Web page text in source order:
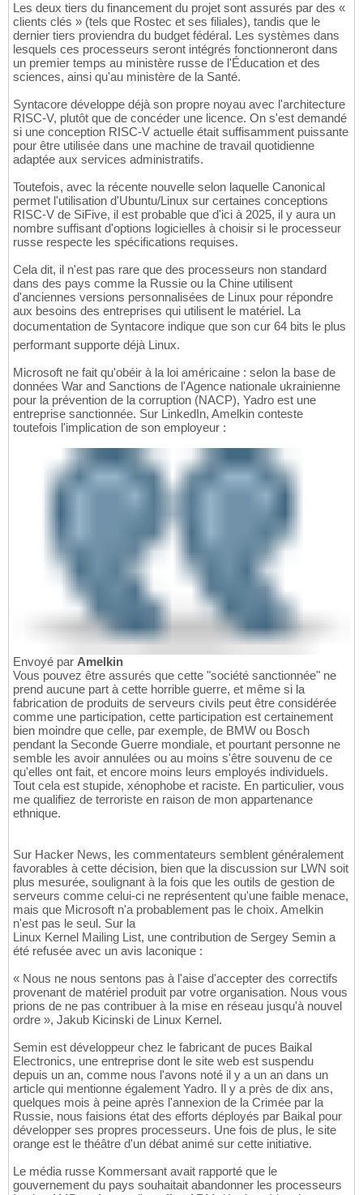
Les deux tiers du financement du projet sont assurés par des «
clients clés » (tels que Rostec et ses filiales), tandis que le
dernier tiers proviendra du budget fédéral. Les systèmes dans
lesquels ces processeurs seront intégrés fonctionneront dans
un premier temps au ministère russe de l'Éducation et des
sciences, ainsi qu'au ministère de la Santé.
Syntacore développe déjà son propre noyau avec l'architecture
RISC-V, plutôt que de concéder une licence. On s'est demandé
si une conception RISC-V actuelle était suffisamment puissante
pour être utilisée dans une machine de travail quotidienne
adaptée aux services administratifs.
Toutefois, avec la récente nouvelle selon laquelle Canonical
permet l'utilisation d'Ubuntu/Linux sur certaines conceptions
RISC-V de SiFive, il est probable que d'ici à 2025, il y aura un
nombre suffisant d'options logicielles à choisir si le processeur
russe respecte les spécifications requises.
Cela dit, il n'est pas rare que des processeurs non standard
dans des pays comme la Russie ou la Chine utilisent
d'anciennes versions personnalisées de Linux pour répondre
aux besoins des entreprises qui utilisent le matériel. La
documentation de Syntacore indique que son cur 64 bits le plus
performant supporte déjà Linux.
Microsoft ne fait qu'obéir à la loi américaine : selon la base de
données War and Sanctions de l'Agence nationale ukrainienne
pour la prévention de la corruption (NACP), Yadro est une
entreprise sanctionnée. Sur LinkedIn, Amelkin conteste
toutefois l'implication de son employeur :
Envoyé par Amelkin
Vous pouvez être assurés que cette "société sanctionnée" ne
prend aucune part à cette horrible guerre, et même si la
fabrication de produits de serveurs civils peut être considérée
comme une participation, cette participation est certainement
bien moindre que celle, par exemple, de BMW ou Bosch
pendant la Seconde Guerre mondiale, et pourtant personne ne
semble les avoir annulées ou au moins s'être souvenu de ce
qu'elles ont fait, et encore moins leurs employés individuels.
Tout cela est stupide, xénophobe et raciste. En particulier, vous
me qualifiez de terroriste en raison de mon appartenance
ethnique.
Sur Hacker News, les commentateurs semblent généralement
favorables à cette décision, bien que la discussion sur LWN soit
plus mesurée, soulignant à la fois que les outils de gestion de
serveurs comme celui-ci ne représentent qu'une faible menace,
mais que Microsoft n'a probablement pas le choix. Amelkin
n'est pas le seul. Sur la
Linux Kernel Mailing List, une contribution de Sergey Semin a
été refusée avec un avis laconique :
« Nous ne nous sentons pas à l'aise d'accepter des correctifs
provenant de matériel produit par votre organisation. Nous vous
prions de ne pas contribuer à la mise en réseau jusqu'à nouvel
ordre », Jakub Kicinski de Linux Kernel.
Semin est développeur chez le fabricant de puces Baikal
Electronics, une entreprise dont le site web est suspendu
depuis un an, comme nous l'avons noté il y a un an dans un
article qui mentionne également Yadro. Il y a près de dix ans,
quelques mois à peine après l'annexion de la Crimée par la
Russie, nous faisions état des efforts déployés par Baikal pour
développer ses propres processeurs. Une fois de plus, le site
orange est le théâtre d'un débat animé sur cette initiative.
Le média russe Kommersant avait rapporté que le
gouvernement du pays souhaitait abandonner les processeurs